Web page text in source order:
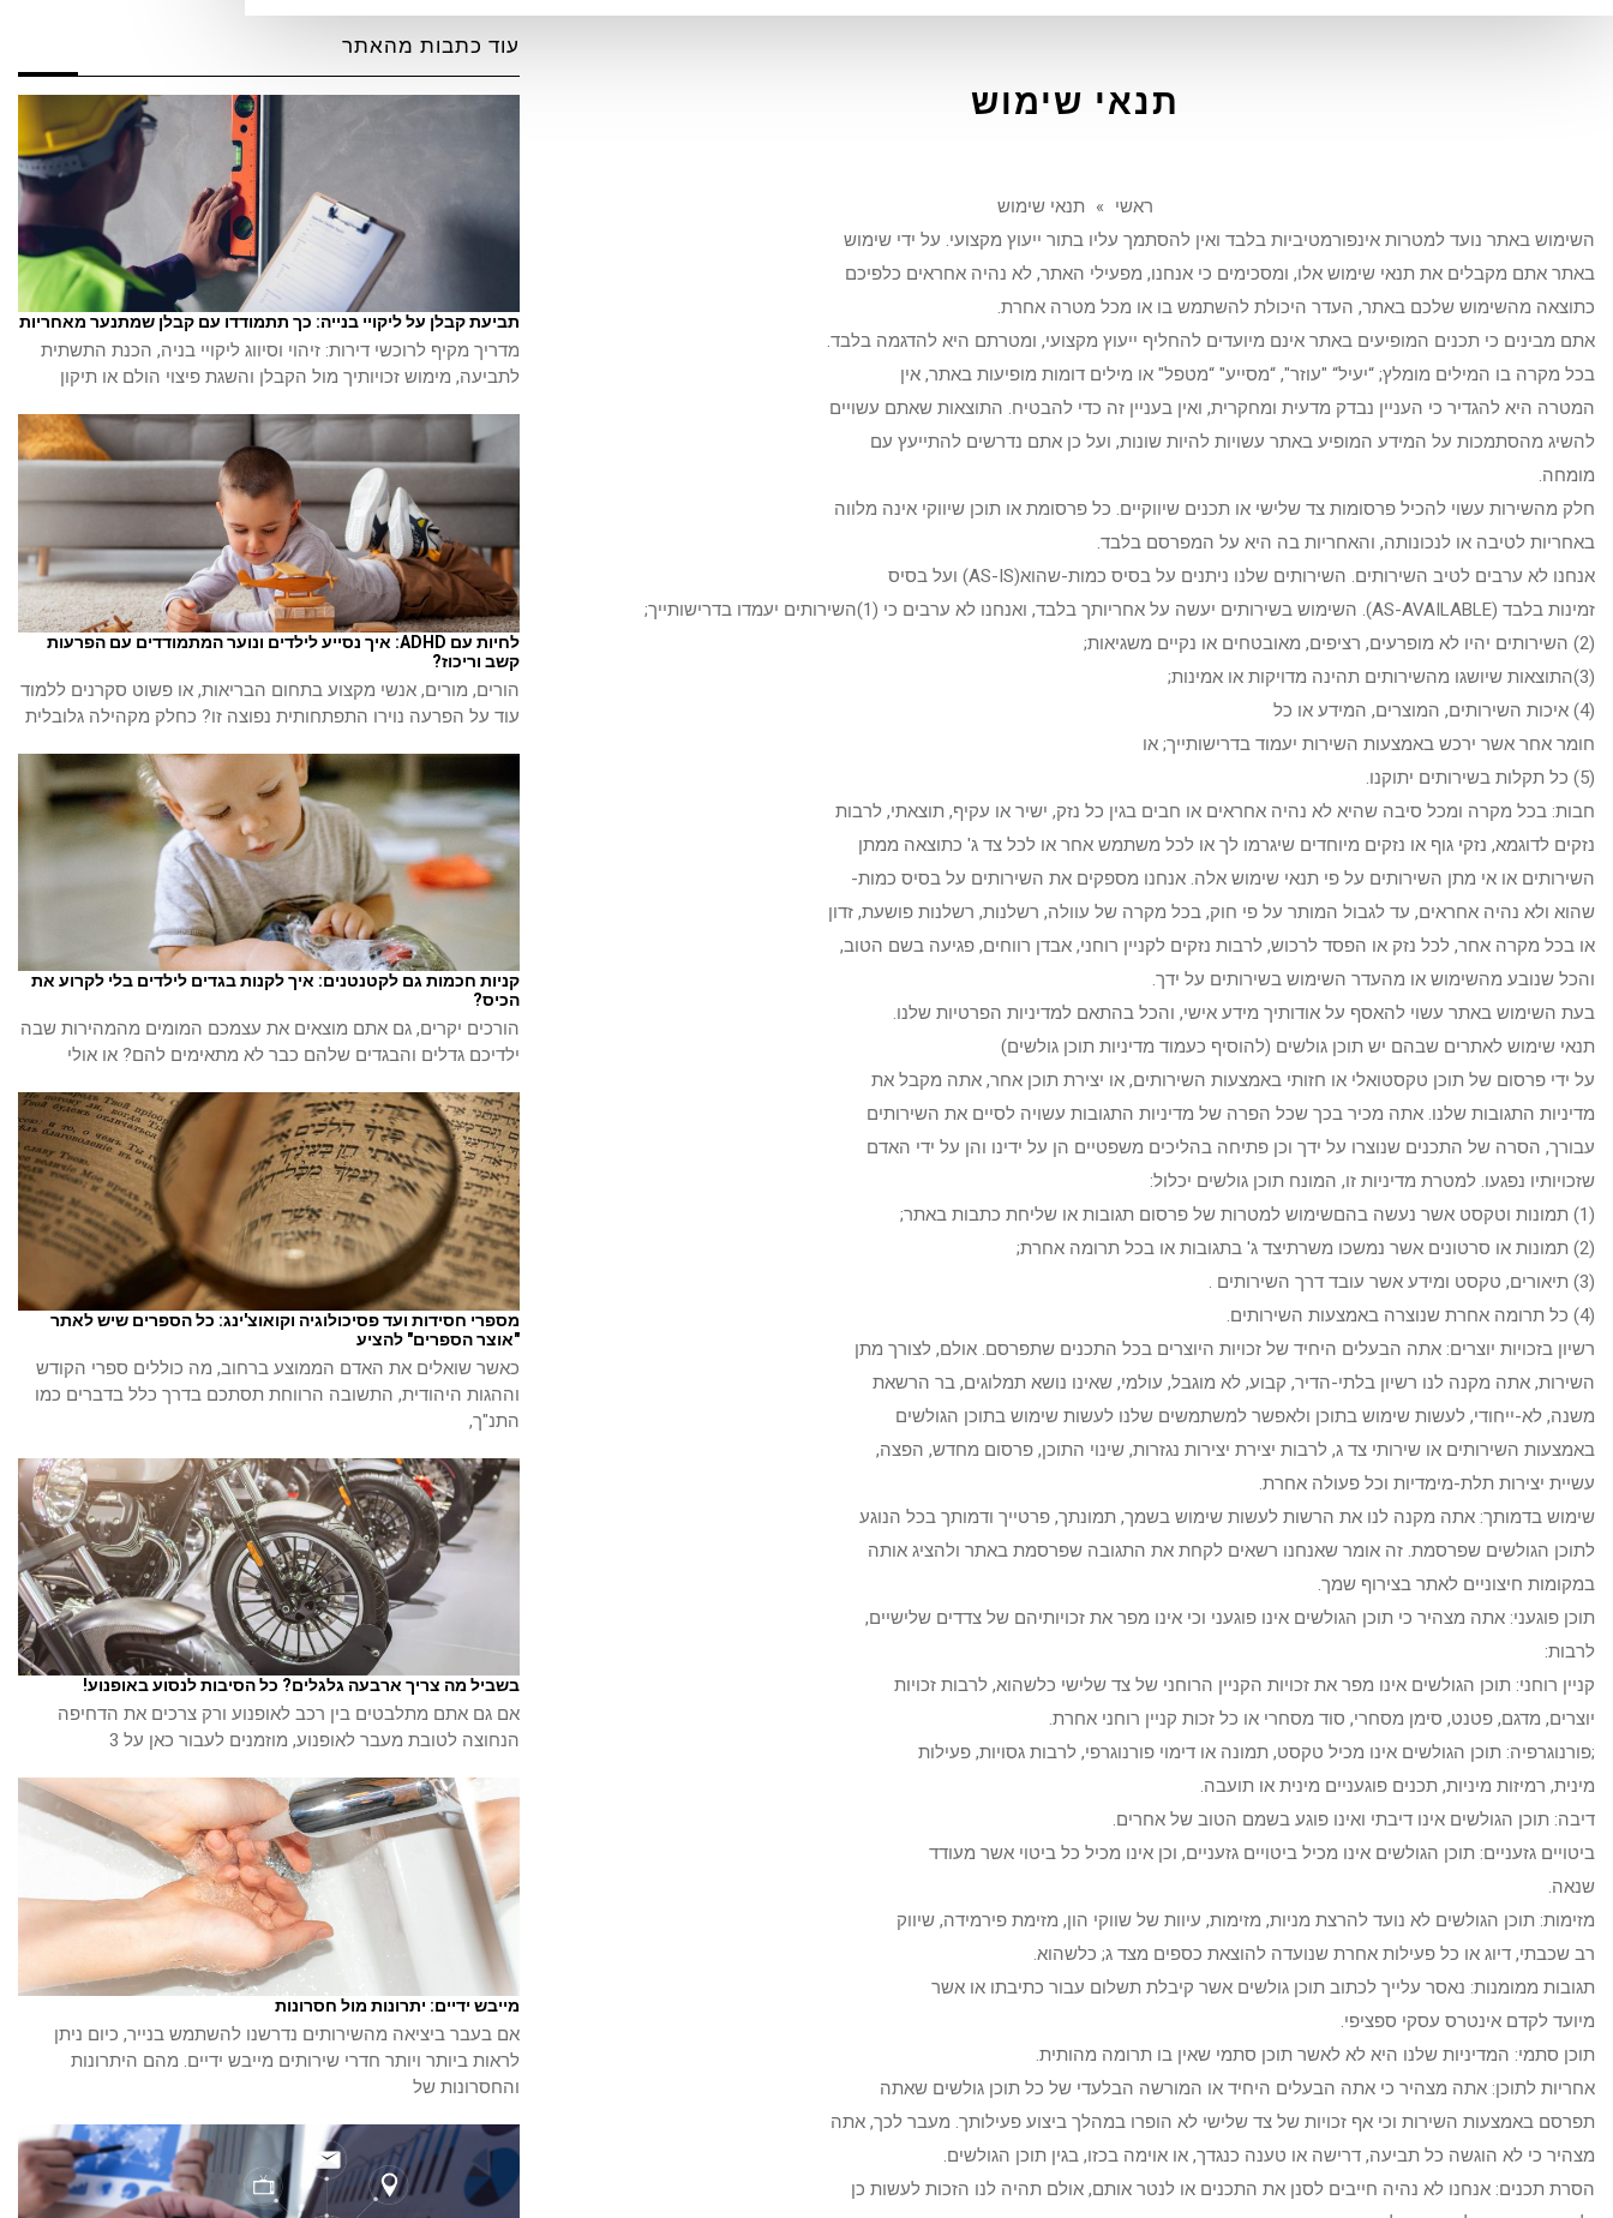
תנאי שימוש
ראשי »
תנאי שימוש
השימוש באתר נועד למטרות אינפורמטיביות בלבד ואין להסתמך עליו בתור ייעוץ מקצועי. על ידי שימוש
באתר אתם מקבלים את תנאי שימוש אלו, ומסכימים כי אנחנו, מפעילי האתר, לא נהיה אחראים כלפיכם
כתוצאה מהשימוש שלכם באתר, העדר היכולת להשתמש בו או מכל מטרה אחרת.
אתם מבינים כי תכנים המופיעים באתר אינם מיועדים להחליף ייעוץ מקצועי, ומטרתם היא להדגמה בלבד.
בכל מקרה בו המילים מומלץ; “יעיל“ "עוזר", “מסייע" “מטפל" או מילים דומות מופיעות באתר, אין
המטרה היא להגדיר כי העניין נבדק מדעית ומחקרית, ואין בעניין זה כדי להבטיח. התוצאות שאתם עשויים
להשיג מהסתמכות על המידע המופיע באתר עשויות להיות שונות, ועל כן אתם נדרשים להתייעץ עם
מומחה.
חלק מהשירות עשוי להכיל פרסומות צד שלישי או תכנים שיווקיים. כל פרסומת או תוכן שיווקי אינה מלווה
באחריות לטיבה או לנכונותה, והאחריות בה היא על המפרסם בלבד.
אנחנו לא ערבים לטיב השירותים. השירותים שלנו ניתנים על בסיס כמות-שהוא(AS-IS) ועל בסיס
זמינות בלבד (AS-AVAILABLE). השימוש בשירותים יעשה על אחריותך בלבד, ואנחנו לא ערבים כי (1)השירותים יעמדו בדרישותייך;
(2) השירותים יהיו לא מופרעים, רציפים, מאובטחים או נקיים משגיאות;
(3)התוצאות שיושגו מהשירותים תהינה מדויקות או אמינות;
(4) איכות השירותים, המוצרים, המידע או כל
חומר אחר אשר ירכש באמצעות השירות יעמוד בדרישותייך; או
(5) כל תקלות בשירותים יתוקנו.
חבות: בכל מקרה ומכל סיבה שהיא לא נהיה אחראים או חבים בגין כל נזק, ישיר או עקיף, תוצאתי, לרבות
נזקים לדוגמא, נזקי גוף או נזקים מיוחדים שיגרמו לך או לכל משתמש אחר או לכל צד ג' כתוצאה ממתן
השירותים או אי מתן השירותים על פי תנאי שימוש אלה. אנחנו מספקים את השירותים על בסיס כמות-
שהוא ולא נהיה אחראים, עד לגבול המותר על פי חוק, בכל מקרה של עוולה, רשלנות, רשלנות פושעת, זדון
או בכל מקרה אחר, לכל נזק או הפסד לרכוש, לרבות נזקים לקניין רוחני, אבדן רווחים, פגיעה בשם הטוב,
והכל שנובע מהשימוש או מהעדר השימוש בשירותים על ידך.
בעת השימוש באתר עשוי להאסף על אודותיך מידע אישי, והכל בהתאם למדיניות הפרטיות שלנו.
תנאי שימוש לאתרים שבהם יש תוכן גולשים (להוסיף כעמוד מדיניות תוכן גולשים)
על ידי פרסום של תוכן טקסטואלי או חזותי באמצעות השירותים, או יצירת תוכן אחר, אתה מקבל את
מדיניות התגובות שלנו. אתה מכיר בכך שכל הפרה של מדיניות התגובות עשויה לסיים את השירותים
עבורך, הסרה של התכנים שנוצרו על ידך וכן פתיחה בהליכים משפטיים הן על ידינו והן על ידי האדם
שזכויותיו נפגעו. למטרת מדיניות זו, המונח תוכן גולשים יכלול:
(1) תמונות וטקסט אשר נעשה בהםשימוש למטרות של פרסום תגובות או שליחת כתבות באתר;
(2) תמונות או סרטונים אשר נמשכו משרתיצד ג' בתגובות או בכל תרומה אחרת;
(3) תיאורים, טקסט ומידע אשר עובד דרך השירותים .
(4) כל תרומה אחרת שנוצרה באמצעות השירותים.
רשיון בזכויות יוצרים: אתה הבעלים היחיד של זכויות היוצרים בכל התכנים שתפרסם. אולם, לצורך מתן
השירות, אתה מקנה לנו רשיון בלתי-הדיר, קבוע, לא מוגבל, עולמי, שאינו נושא תמלוגים, בר הרשאת
משנה, לא-ייחודי, לעשות שימוש בתוכן ולאפשר למשתמשים שלנו לעשות שימוש בתוכן הגולשים
באמצעות השירותים או שירותי צד ג, לרבות יצירת יצירות נגזרות, שינוי התוכן, פרסום מחדש, הפצה,
עשיית יצירות תלת-מימדיות וכל פעולה אחרת.
שימוש בדמותך: אתה מקנה לנו את הרשות לעשות שימוש בשמך, תמונתך, פרטייך ודמותך בכל הנוגע
לתוכן הגולשים שפרסמת. זה אומר שאנחנו רשאים לקחת את התגובה שפרסמת באתר ולהציג אותה
במקומות חיצוניים לאתר בצירוף שמך.
תוכן פוגעני: אתה מצהיר כי תוכן הגולשים אינו פוגעני וכי אינו מפר את זכויותיהם של צדדים שלישיים,
לרבות:
קניין רוחני: תוכן הגולשים אינו מפר את זכויות הקניין הרוחני של צד שלישי כלשהוא, לרבות זכויות
יוצרים, מדגם, פטנט, סימן מסחרי, סוד מסחרי או כל זכות קניין רוחני אחרת.
;פורנוגרפיה: תוכן הגולשים אינו מכיל טקסט, תמונה או דימוי פורנוגרפי, לרבות גסויות, פעילות
מינית, רמיזות מיניות, תכנים פוגעניים מינית או תועבה.
דיבה: תוכן הגולשים אינו דיבתי ואינו פוגע בשמם הטוב של אחרים.
ביטויים גזעניים: תוכן הגולשים אינו מכיל ביטויים גזעניים, וכן אינו מכיל כל ביטוי אשר מעודד
שנאה.
מזימות: תוכן הגולשים לא נועד להרצת מניות, מזימות, עיוות של שווקי הון, מזימת פירמידה, שיווק
רב שכבתי, דיוג או כל פעילות אחרת שנועדה להוצאת כספים מצד ג; כלשהוא.
תגובות ממומנות: נאסר עלייך לכתוב תוכן גולשים אשר קיבלת תשלום עבור כתיבתו או אשר
מיועד לקדם אינטרס עסקי ספציפי.
תוכן סתמי: המדיניות שלנו היא לא לאשר תוכן סתמי שאין בו תרומה מהותית.
אחריות לתוכן: אתה מצהיר כי אתה הבעלים היחיד או המורשה הבלעדי של כל תוכן גולשים שאתה
תפרסם באמצעות השירות וכי אף זכויות של צד שלישי לא הופרו במהלך ביצוע פעילותך. מעבר לכך, אתה
מצהיר כי לא הוגשה כל תביעה, דרישה או טענה כנגדך, או אוימה בכזו, בגין תוכן הגולשים.
הסרת תכנים: אנחנו לא נהיה חייבים לסנן את התכנים או לנטר אותם, אולם תהיה לנו הזכות לעשות כן
עוד כתבות מהאתר
תביעת קבלן על ליקויי בנייה: כך תתמודדו עם קבלן שמתנער מאחריות
מדריך מקיף לרוכשי דירות: זיהוי וסיווג ליקויי בניה, הכנת התשתית
לתביעה, מימוש זכויותיך מול הקבלן והשגת פיצוי הולם או תיקון
לחיות עם ADHD: איך נסייע לילדים ונוער המתמודדים עם הפרעות
קשב וריכוז?
הורים, מורים, אנשי מקצוע בתחום הבריאות, או פשוט סקרנים ללמוד
עוד על הפרעה נוירו התפתחותית נפוצה זו? כחלק מקהילה גלובלית
קניות חכמות גם לקטנטנים: איך לקנות בגדים לילדים בלי לקרוע את
הכיס?
הורכים יקרים, גם אתם מוצאים את עצמכם המומים מהמהירות שבה
ילדיכם גדלים והבגדים שלהם כבר לא מתאימים להם? או אולי
מספרי חסידות ועד פסיכולוגיה וקואוצ'ינג: כל הספרים שיש לאתר
"אוצר הספרים" להציע
כאשר שואלים את האדם הממוצע ברחוב, מה כוללים ספרי הקודש
וההגות היהודית, התשובה הרווחת תסתכם בדרך כלל בדברים כמו
התנ"ך,
בשביל מה צריך ארבעה גלגלים? כל הסיבות לנסוע באופנוע!
אם גם אתם מתלבטים בין רכב לאופנוע ורק צרכים את הדחיפה
הנחוצה לטובת מעבר לאופנוע, מוזמנים לעבור כאן על 3
מייבש ידיים: יתרונות מול חסרונות
אם בעבר ביציאה מהשירותים נדרשנו להשתמש בנייר, כיום ניתן
לראות ביותר ויותר חדרי שירותים מייבש ידיים. מהם היתרונות
והחסרונות של